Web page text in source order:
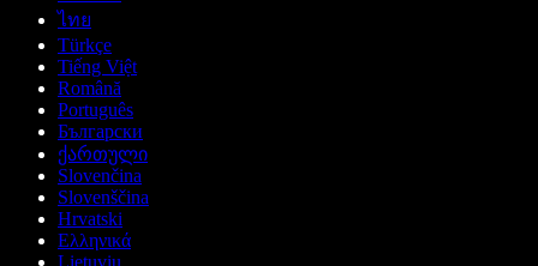
ไทย
Türkçe
Tiếng Việt
Română
Português
Български
ქართული
Slovenčina
Slovenščina
Hrvatski
Ελληνικά
Lietuvių